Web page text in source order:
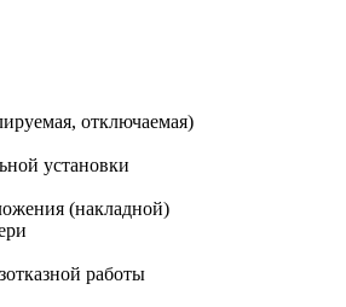
отключаемая)
установки
(накладной)
работы